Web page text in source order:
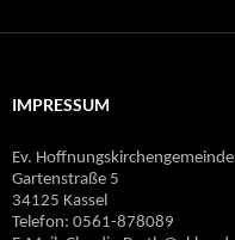
IMPRESSUM
Ev. Hoffnungskirchengemeinde
Gartenstraße 5
34125 Kassel
Telefon: 0561-878089